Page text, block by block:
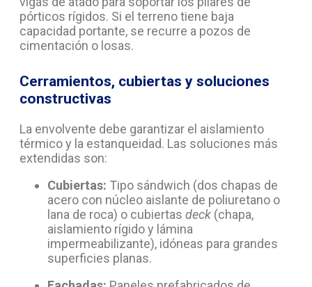
pórticos rígidos. Si el terreno tiene baja
capacidad portante, se recurre a pozos de
cimentación o losas.
Cerramientos, cubiertas y soluciones
constructivas
La envolvente debe garantizar el aislamiento
térmico y la estanqueidad. Las soluciones más
extendidas son:
Cubiertas: Tipo sándwich (dos chapas de
acero con núcleo aislante de poliuretano o
lana de roca) o cubiertas deck (chapa,
aislamiento rígido y lámina
impermeabilizante), idóneas para grandes
superficies planas.